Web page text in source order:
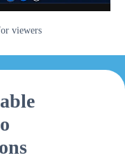
viewers